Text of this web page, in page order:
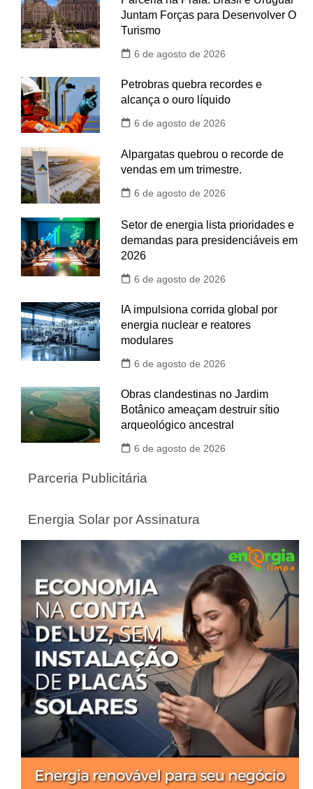
Juntam Forças para Desenvolver O
Turismo
6 de agosto de 2026
Petrobras quebra recordes e
alcança o ouro líquido
6 de agosto de 2026
Alpargatas quebrou o recorde de
vendas em um trimestre.
6 de agosto de 2026
Setor de energia lista prioridades e
demandas para presidenciáveis em
2026
6 de agosto de 2026
IA impulsiona corrida global por
energia nuclear e reatores
modulares
6 de agosto de 2026
Obras clandestinas no Jardim
Botânico ameaçam destruir sítio
arqueológico ancestral
6 de agosto de 2026
Parceria Publicitária
Energia Solar por Assinatura